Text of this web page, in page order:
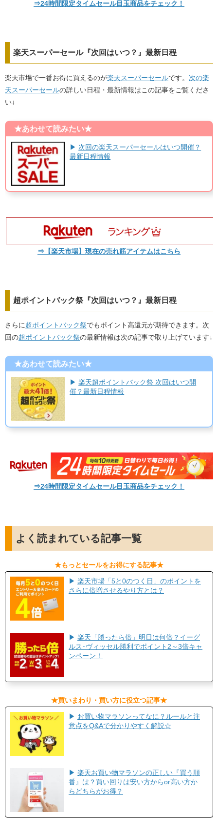
⇒24時間限定タイムセール目玉商品をチェック！
楽天スーパーセール『次回はいつ？』最新日程
楽天市場で一番お得に買えるのが楽天スーパーセールです。 次の楽
天スーパーセールの詳しい日程・最新情報はこの記事をご覧くださ
い↓
★あわせて読みたい★
▶ 次回の楽天スーパーセールはいつ開催？
最新日程情報
⇒【楽天市場】現在の売れ筋アイテムはこちら
超ポイントバック祭『次回はいつ？』最新日程
さらに超ポイントバック祭でもポイント高還元が期待できます。次
回の超ポイントバック祭の最新情報は次の記事で取り上げています↓
★あわせて読みたい★
▶楽天超ポイントバック祭 次回はいつ開
催？最新日程情報
⇒24時間限定タイムセール目玉商品をチェック！
よく読まれている記事一覧
​★もっとセールをお得にする記事★​
▶ 楽天市場「5と0のつく日」のポイントを
さらに倍増させるやり方とは？
▶ 楽天「勝ったら倍」明日は何倍？イーグ
ルス･ヴィッセル勝利でポイント2～3倍キャ
ンペーン！
​★買いまわり・買い方に役立つ記事★​
▶ お買い物マラソンってなに？ルールと注
意点をQ&Aで分かりやすく解説☆
▶ 楽天お買い物マラソンの正しい『買う順
番』は？買い回りは安い方からor高い方か
らどちらがお得？